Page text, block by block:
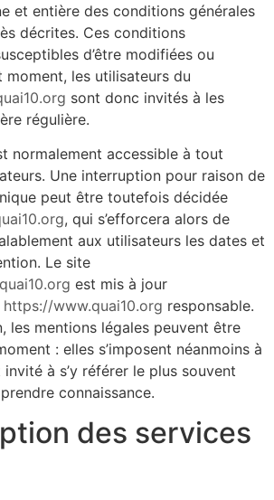
et entière des conditions générales
décrites. Ces conditions
d’être modifiées ou
les utilisateurs du
sont donc invités à les
régulière.
normalement accessible à tout
Une interruption pour raison de
peut être toutefois décidée
, qui s’efforcera alors de
aux utilisateurs les dates et
Le site
est mis à jour
https://www.quai10.org responsable.
les mentions légales peuvent être
: elles s’imposent néanmoins à
invité à s’y référer le plus souvent
connaissance.
des services